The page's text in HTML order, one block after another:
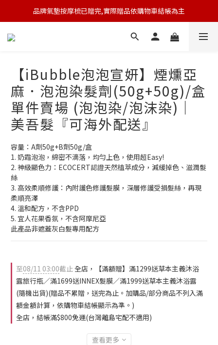
🆕 新會員註冊開卡送9折券 💰
品牌氣墊按摩梳已贈完,實際贈品依購物車結帳為主
🆕 新會員註冊開卡送9折券 💰
【iBubble泡泡宣妍】煙燻亞
麻．泡泡染髮劑(50g+50g)/盒
單件賣場 (泡泡染/泡沫染)｜
美吾髮『可海外配送』
容量：A劑50g+B劑50g/盒
1. 奶霜泡泡，綿密不滴落，均勻上色，使用超Easy!
2. 神級顯色力：ECOCERT認證天然植萃成分，減緩掉色、滋潤髮
絲
3. 高效柔順修護：內附護色修護髮膜，深層修護受損髮絲，再現
柔順亮澤
4. 溫和配方，不含PPD
5. 宜人花果香氛，不含阿摩尼亞
此產品非遮蓋灰白髮專用配方
至08/11 03:00截止全店，【滿額贈】滿1299送草本主義沐浴
露旅行瓶／滿1699送INNEX髮膜／滿1999送草本主義沐浴露
(隨機出貨)(贈品不累贈，送完為止。加購品/部分商品不列入滿
額金額計算，依購物車結帳顯示為準。)
全店，結帳滿$800免運(台灣離島宅配不適用)
查看更多